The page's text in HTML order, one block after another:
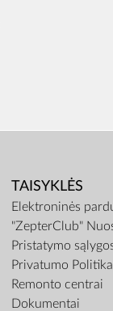
TAISYKLĖS
Elektroninės
"ZepterClub"
Pristatymo
Privatumo Politika
Remonto centrai
Dokumentai